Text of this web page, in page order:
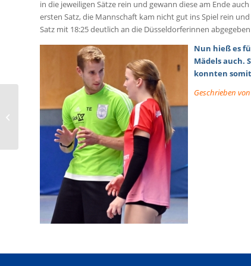
in die jeweiligen Sätze rein und gewann diese am Ende
ersten Satz, die Mannschaft kam nicht gut ins Spiel rein
Satz mit 18:25 deutlich an die Düsseldorferinnen
Nun hieß es
Mädels auch.
konnten
Geschrieben
Vereinshymne